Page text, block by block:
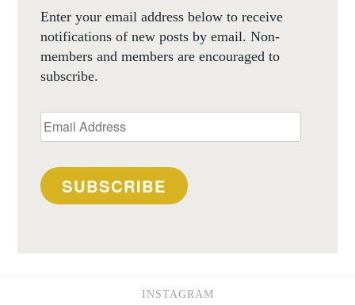
Enter your email address below to receive
notifications of new posts by email. Non-
members and members are encouraged to
subscribe.
Email
Address
SUBSCRIBE
INSTAGRAM